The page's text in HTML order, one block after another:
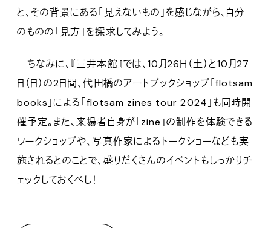
と、その背景にある「見えないもの」を感じながら、自分
のものの「見方」を探求してみよう。
ちなみに、『三井本館』では、10月26日（土）と10月27
日（日）の2日間、代田橋のアートブックショップ「flotsam
books」による「flotsam zines tour 2024」も同時開
催予定。また、来場者自身が「zine」の制作を体験できる
ワークショップや、写真作家によるトークショーなども実
施されるとのことで、盛りだくさんのイベントもしっかりチ
ェックしておくべし！